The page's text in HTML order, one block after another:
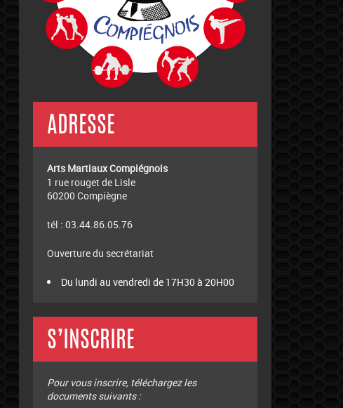
ADRESSE
Arts Martiaux Compiégnois
1 rue rouget de Lisle
60200 Compiègne
tél : 03.44.86.05.76
Ouverture du secrétariat
Du lundi au vendredi de 17H30 à 20H00
S’INSCRIRE
Pour vous inscrire, téléchargez les
documents suivants :